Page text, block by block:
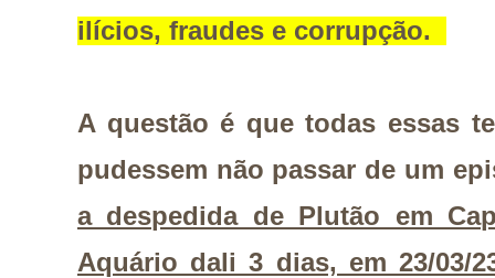
ilícios, fraudes e corrupção.
A questão é que todas essas
pudessem não passar de um
a despedida de Plutão em
Aquário dali 3 dias, em 23/03/